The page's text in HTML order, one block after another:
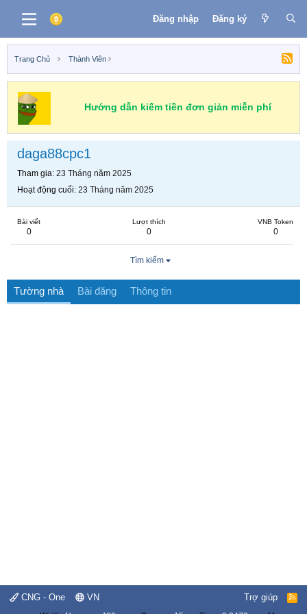
Đăng nhập Đăng ký
Trang Chủ Thành Viên
Hướng dẫn kiếm tiền đơn giản miễn phí
daga88cpc1
Tham gia 23 Tháng năm 2025
Hoạt động cuối 23 Tháng năm 2025
Bài viết
0
Lượt thích
0
VNB Token
0
Tìm kiếm
Tường nhà Bài đăng Thông tin
CNG - One VN Trợ giúp
R